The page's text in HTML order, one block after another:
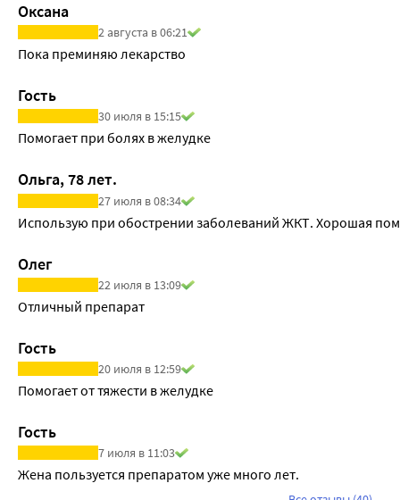
Оксана
2 августа в 06:21
Пока преминяю лекарство
Гость
30 июля в 15:15
Помогает при болях в желудке
Ольга, 78 лет.
27 июля в 08:34
Использую при обострении заболеваний ЖКТ. Хорошая
Олег
22 июля в 13:09
Отличный препарат
Гость
20 июля в 12:59
Помогает от тяжести в желудке
Гость
7 июля в 11:03
Жена пользуется препаратом уже много лет.